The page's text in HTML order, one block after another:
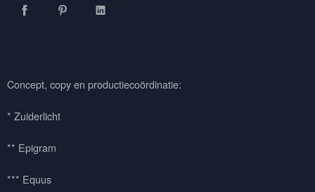
Concept, copy en productiecoördinatie:
* Zuiderlicht
** Epigram
*** Equus